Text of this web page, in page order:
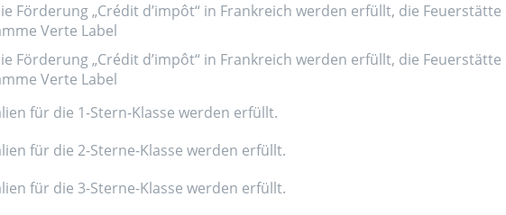
Förderung „Crédit d’impôt“ in Frankreich werden erfüllt, die
Verte Label
Förderung „Crédit d’impôt“ in Frankreich werden erfüllt, die
Verte Label
für die 1-Stern-Klasse werden erfüllt.
für die 2-Sterne-Klasse werden erfüllt.
für die 3-Sterne-Klasse werden erfüllt.